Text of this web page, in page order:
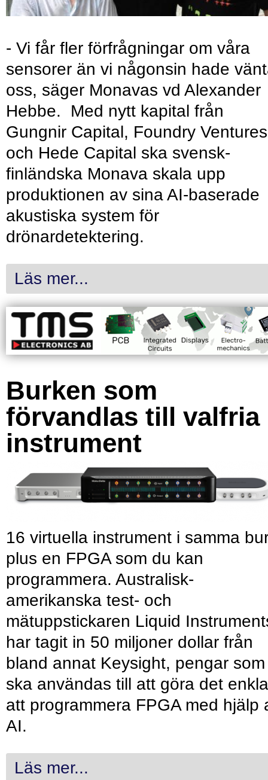
- Vi får fler förfrågningar om våra
sensorer än vi någonsin hade
oss, säger Monavas vd Alexander
Hebbe. Med nytt kapital från
Gungnir Capital, Foundry Ventures
och Hede Capital ska svensk-
finländska Monava skala upp
produktionen av sina AI-baserade
akustiska system för
drönardetektering.
Läs mer...
Burken som
förvandlas till valfria
instrument
16 virtuella instrument i samma
plus en FPGA som du kan
programmera. Australisk-
amerikanska test- och
mätuppstickaren Liquid
har tagit in 50 miljoner dollar från
bland annat Keysight, pengar som
ska användas till att göra det
att programmera FPGA med hjälp
AI.
Läs mer...